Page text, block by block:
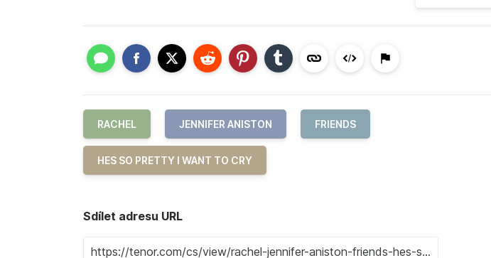
RACHEL JENNIFER ANISTON FRIENDS
HES SO PRETTY I WANT TO CRY
Sdílet adresu URL